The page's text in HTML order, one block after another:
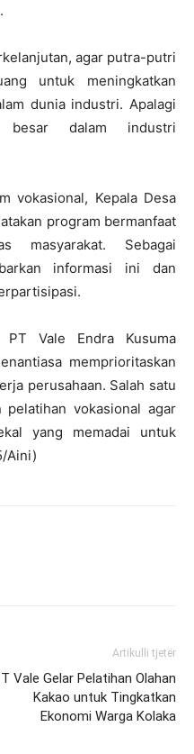
agar putra-putri
untuk meningkatkan
dunia industri. Apalagi
dalam industri
vokasional, Kepala Desa
program bermanfaat
masyarakat. Sebagai
informasi ini dan
PT Vale Endra Kusuma
memprioritaskan
perusahaan. Salah satu
pelatihan vokasional agar
yang memadai untuk
Aini)
Artikulli tjetër
Vale Gelar Pelatihan Olahan
Kakao untuk Tingkatkan
Ekonomi Warga Kolaka